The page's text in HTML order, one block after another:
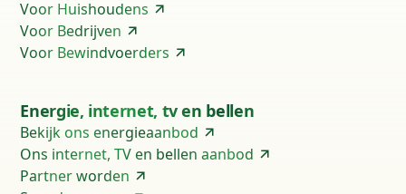
Voor Huishoudens
Voor Bedrijven
Voor Bewindvoerders
Energie, internet, tv en bellen
Bekijk ons energieaanbod
Ons internet, TV en bellen aanbod
Partner worden